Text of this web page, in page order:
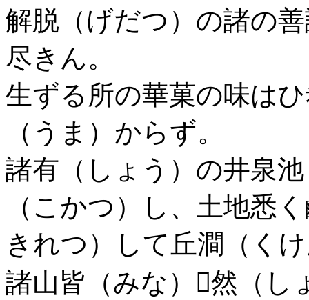
解脱（げだつ）の諸の
尽きん。
生ずる所の華菓の味は
（うま）からず。
諸有（しょう）の井泉
（こかつ）し、土地悉
きれつ）して丘澗（く
諸山皆（みな）然（し